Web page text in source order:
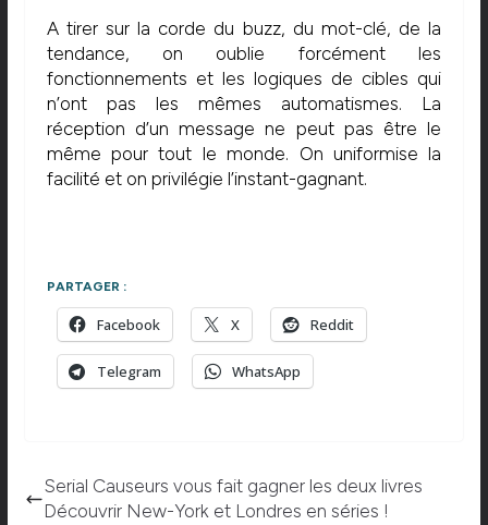
A tirer sur la corde du buzz, du mot-clé, de la
tendance, on oublie forcément les
fonctionnements et les logiques de cibles qui
n’ont pas les mêmes automatismes. La
réception d’un message ne peut pas être le
même pour tout le monde. On uniformise la
facilité et on privilégie l’instant-gagnant.
PARTAGER :
Facebook X Reddit
Telegram WhatsApp
Serial Causeurs vous fait gagner les deux livres
Découvrir New-York et Londres en séries !